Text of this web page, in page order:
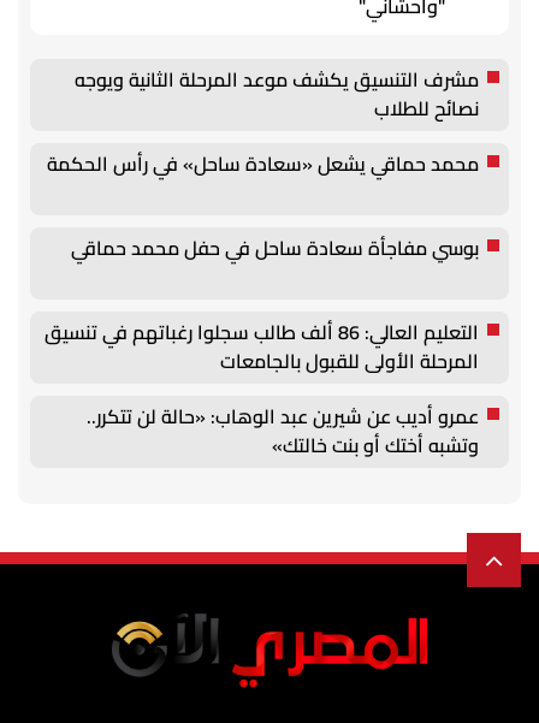
مشرف التنسيق يكشف موعد المرحلة الثانية ويوجه
نصائح للطلاب
محمد حماقي يشعل «سعادة ساحل» في رأس الحكمة
بوسي مفاجأة سعادة ساحل في حفل محمد حماقي
التعليم العالي: 86 ألف طالب سجلوا رغباتهم في تنسيق
المرحلة الأولى للقبول بالجامعات
عمرو أديب عن شيرين عبد الوهاب: «حالة لن تتكرر..
وتشبه أختك أو بنت خالتك»